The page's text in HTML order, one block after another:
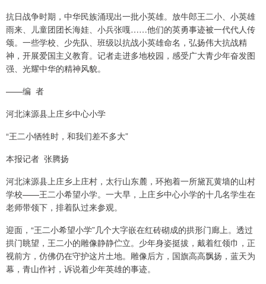
抗日战争时期，中华民族涌现出一批小英雄。放牛郎王二小、小英雄
雨来、儿童团团长海娃、小兵张嘎……他们的英勇事迹被一代代人传
颂。一些学校、少先队、班级以抗战小英雄命名，弘扬伟大抗战精
神，开展爱国主义教育。记者走进多地校园，感受广大青少年奋发图
强、光耀中华的精神风貌。
——编 者
河北涞源县上庄乡中心小学
“王二小牺牲时，和我们差不多大”
本报记者 张腾扬
河北涞源县上庄乡上庄村，太行山东麓，环抱着一所黛瓦黄墙的山村
学校——王二小希望小学。一大早，上庄乡中心小学的十几名学生在
老师带领下，排着队过来参观。
迎面，“王二小希望小学”几个大字嵌在红砖砌成的拱形门廊上。透过
拱门眺望，王二小的雕像静静伫立。少年身姿挺拔，戴着红领巾，正
视前方，仿佛仍在守护这片土地。雕像后方，国旗高高飘扬，蓝天为
幕，青山作衬，诉说着少年英雄的事迹。